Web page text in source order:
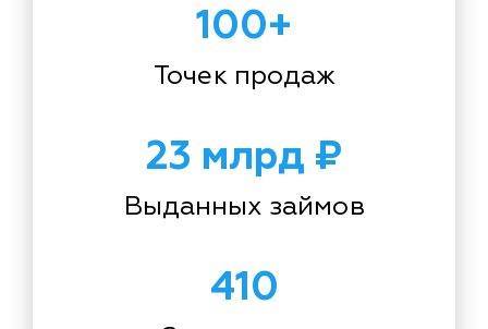
100+
Точек продаж
23 млрд ₽
Выданных займов
410